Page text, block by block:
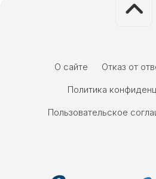
О сайте
Отказ от
Политика
Пользовательское